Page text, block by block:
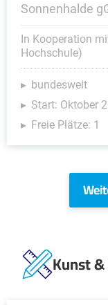
Sonnenhalde
In Kooperation
Hochschule)
bundesweit
Start: Oktober
Freie Plätze: 1
Kunst